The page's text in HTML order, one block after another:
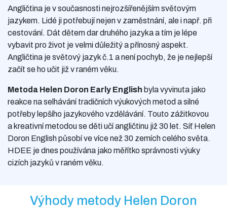
Angličtina je v současnosti nejrozšířenějším světovým
jazykem. Lidé ji potřebují nejen v zaměstnání, ale i např. při
cestování. Dát dětem dar druhého jazyka a tím je lépe
vybavit pro život je velmi důležitý a přínosný aspekt.
Angličtina je světový jazyk č.1 a není pochyb, že je nejlepší
začít se ho učit již v raném věku.
Metoda Helen Doron Early English byla vyvinuta jako
reakce na selhávání tradičních výukových metod a silné
potřeby lepšího jazykového vzdělávání. Touto zážitkovou
a kreativní metodou se děti učí angličtinu již 30 let. Síť Helen
Doron English působí ve více než 30 zemích celého světa.
HDEE je dnes používána jako měřítko správnosti výuky
cizích jazyků v raném věku.
Výhody metody Helen Doron